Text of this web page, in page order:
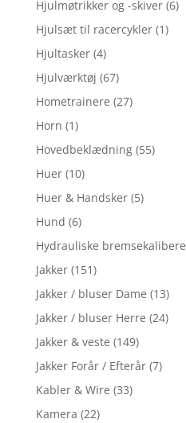
Hjulmøtrikker og -skiver (6)
Hjulsæt til racercykler (1)
Hjultasker (4)
Hjulværktøj (67)
Hometrainere (27)
Horn (1)
Hovedbeklædning (55)
Huer (10)
Huer & Handsker (5)
Hund (6)
Hydrauliske bremsekalibere
Jakker (151)
Jakker / bluser Dame (13)
Jakker / bluser Herre (24)
Jakker & veste (149)
Jakker Forår / Efterår (7)
Kabler & Wire (33)
Kamera (22)